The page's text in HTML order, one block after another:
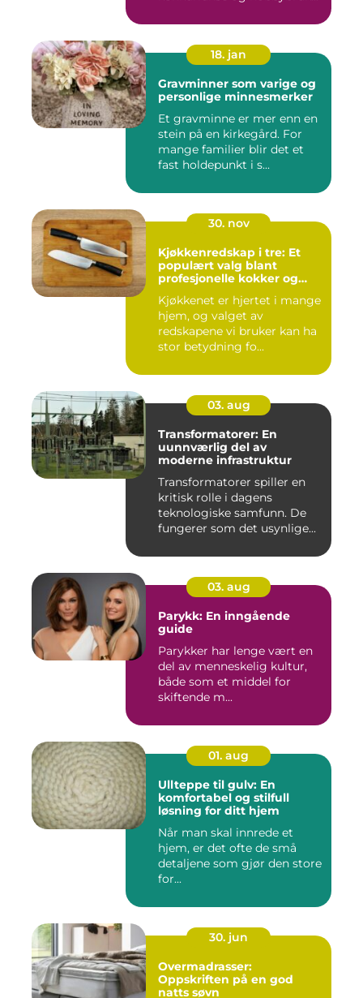
18. jan
Gravminner som varige og
personlige minnesmerker
Et gravminne er mer enn en
stein på en kirkegård. For
mange familier blir det et
fast holdepunkt i s...
30. nov
Kjøkkenredskap i tre: Et
populært valg blant
profesjonelle kokker og
Kjøkkenet er hjertet i mange
hjem, og valget av
redskapene vi bruker kan ha
stor betydning fo...
03. aug
Transformatorer: En
uunnværlig del av
moderne infrastruktur
Transformatorer spiller en
kritisk rolle i dagens
teknologiske samfunn. De
fungerer som det usynlige...
03. aug
Parykk: En inngående
guide
Parykker har lenge vært en
del av menneskelig kultur,
både som et middel for
skiftende m...
01. aug
Ullteppe til gulv: En
komfortabel og stilfull
løsning for ditt hjem
Når man skal innrede et
hjem, er det ofte de små
detaljene som gjør den store
for...
30. jun
Overmadrasser:
Oppskriften på en god
natts søvn